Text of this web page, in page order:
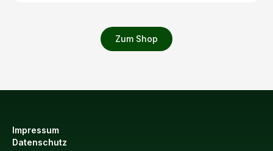
Zum Shop
Impressum
Datenschutz